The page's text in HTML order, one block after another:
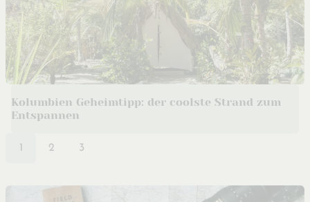
Kolumbien Geheimtipp: der coolste Strand zum
Entspannen
1 2 3